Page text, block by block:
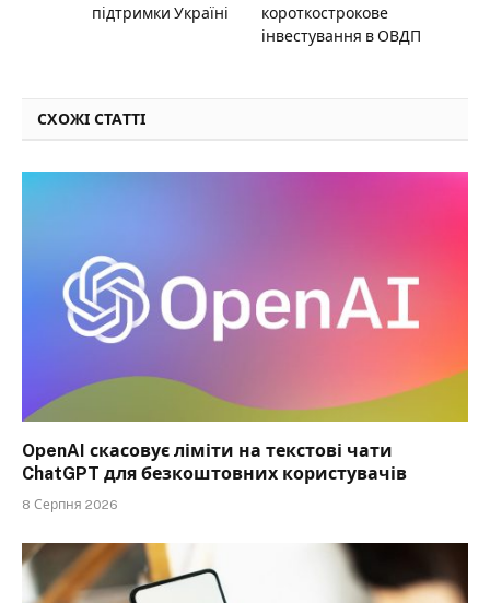
підтримки Україні
короткострокове
інвестування в ОВДП
СХОЖІ СТАТТІ
OpenAI скасовує ліміти на текстові чати
ChatGPT для безкоштовних користувачів
8 Серпня 2026